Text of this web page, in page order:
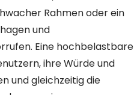
Rahmen oder ein
und
Eine hochbelastbare
ihre Würde und
und gleichzeitig die